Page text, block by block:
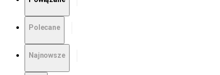
Polecane
Najnowsze